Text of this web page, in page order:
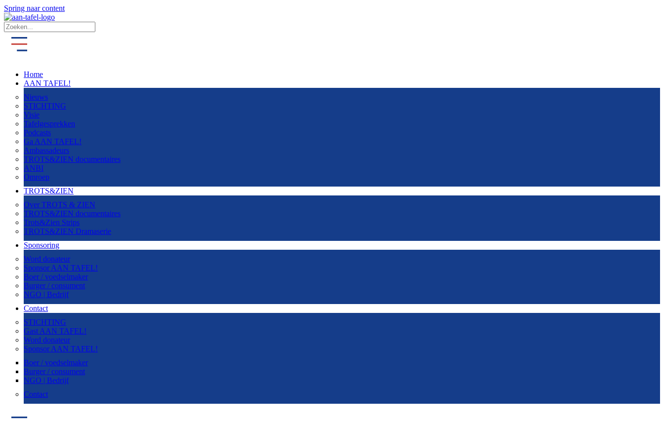
Spring naar content
Home
AAN TAFEL!
Nieuws
STICHTING
Visie
Tafelgesprekken
Podcasts
Ga AAN TAFEL!
Ambassadeurs
TROTS&ZIEN documentaires
ANBI
Omroep
TROTS&ZIEN
Over TROTS & ZIEN
TROTS&ZIEN documentaires
Trots&Zien Strips
TROTS&ZIEN Dramaserie
Sponsoring
Word donateur
Sponsor AAN TAFEL!
Boer / voedselmaker
Burger / consument
NGO | Bedrijf
Contact
STICHTING
Gast AAN TAFEL!
Word donateur
Sponsor AAN TAFEL!
Boer / voedselmaker
Burger / consument
NGO | Bedrijf
Contact